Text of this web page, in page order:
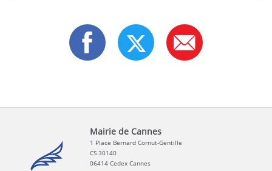
Mairie de Cannes
1 Place Bernard Cornut-Gentille
CS 30140
06414 Cedex Cannes